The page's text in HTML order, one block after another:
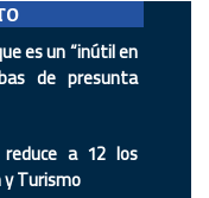
es un “inútil en
de presunta
a 12 los
Turismo